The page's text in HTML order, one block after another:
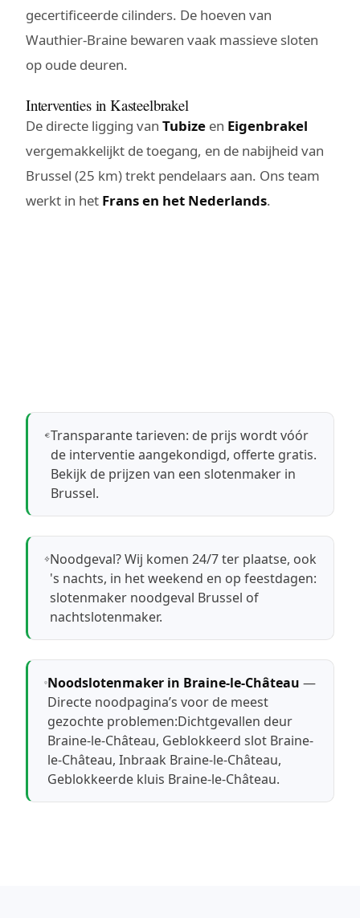
gecertificeerde cilinders. De hoeven van
Wauthier-Braine bewaren vaak massieve sloten
op oude deuren.
Interventies in Kasteelbrakel
De directe ligging van Tubize en Eigenbrakel
vergemakkelijkt de toegang, en de nabijheid van
Brussel (25 km) trekt pendelaars aan. Ons team
werkt in het Frans en het Nederlands.
Transparante tarieven: de prijs wordt vóór
de interventie aangekondigd, offerte gratis.
Bekijk de prijzen van een slotenmaker in
Brussel.
Noodgeval? Wij komen 24/7 ter plaatse, ook
's nachts, in het weekend en op feestdagen:
slotenmaker noodgeval Brussel of
nachtslotenmaker.
Noodslotenmaker in Braine-le-Château —
Directe noodpagina’s voor de meest
gezochte problemen:Dichtgevallen deur
Braine-le-Château, Geblokkeerd slot Braine-
le-Château,Inbraak Braine-le-Château,
Geblokkeerde kluis Braine-le-Château.